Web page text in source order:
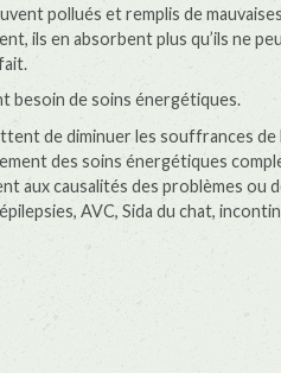
pollués et remplis de
ils en absorbent plus qu’ils ne
besoin de soins énergétiques.
de diminuer les souffrances de
des soins énergétiques
aux causalités des problèmes ou
AVC, Sida du chat,